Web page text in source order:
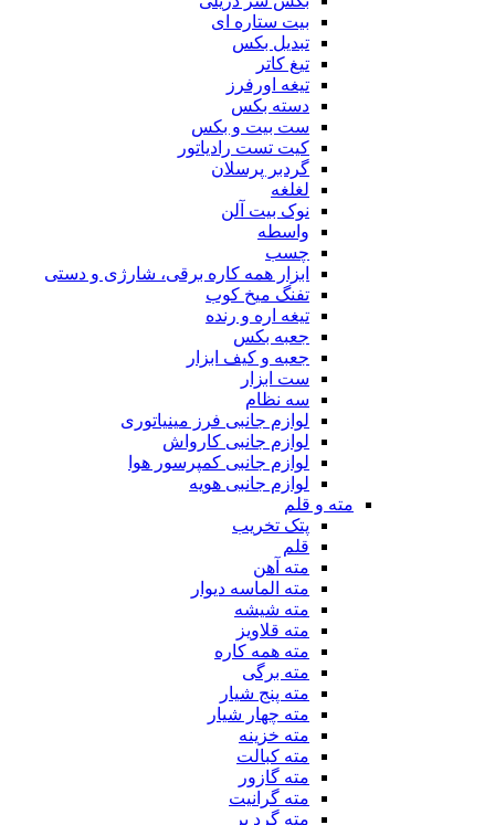
بیت ستاره ای
تبدیل بکس
تیغ کاتر
تیغه اورفرز
دسته بکس
ست بیت و بکس
کیت تست رادیاتور
گردبر پرسلان
لغلغه
نوک بیت آلن
واسطه
چسب
ابزار همه کاره برقی، شارژی و دستی
تفنگ میخ کوب
تیغه اره و رنده
جعبه بکس
جعبه و کیف ابزار
ست ابزار
سه نظام
لوازم جانبی فرز مینیاتوری
لوازم جانبی کارواش
لوازم جانبی کمپرسور هوا
لوازم جانبی هویه
مته و قلم
پتک تخریب
قلم
مته آهن
مته الماسه دیوار
مته شیشه
مته قلاویز
مته همه کاره
مته برگی
مته پنج شیار
مته چهار شیار
مته خزینه
مته کبالت
مته گازور
مته گرانیت
مته گرد بر